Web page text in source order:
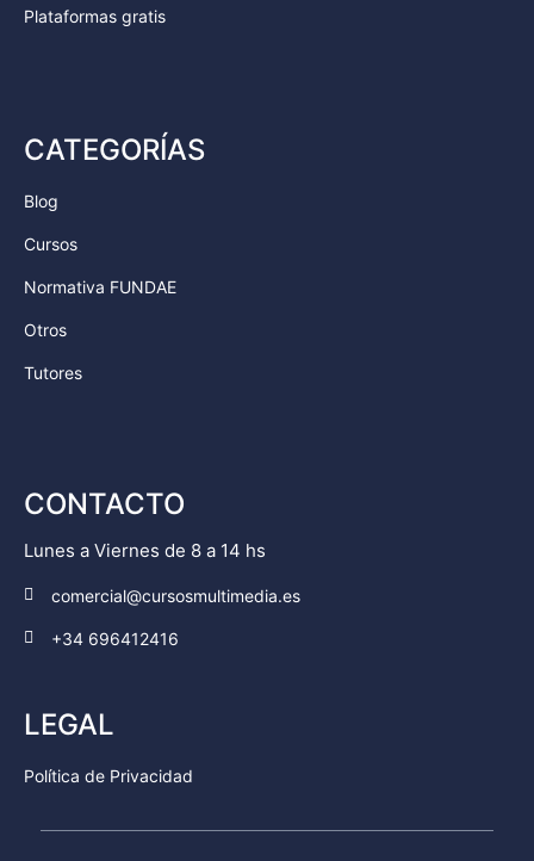
Plataformas gratis
CATEGORÍAS
Blog
Cursos
Normativa FUNDAE
Otros
Tutores
CONTACTO
Lunes a Viernes de 8 a 14 hs
comercial@cursosmultimedia.es
+34 696412416
LEGAL
Política de Privacidad